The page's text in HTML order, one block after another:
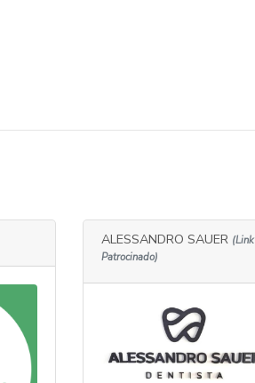
ALESSANDRO SAUER (Link
Patrocinado)